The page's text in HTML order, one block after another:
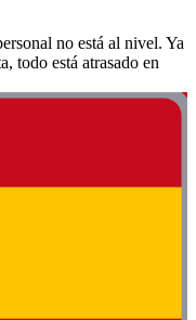
no está al nivel. Ya
todo está atrasado en